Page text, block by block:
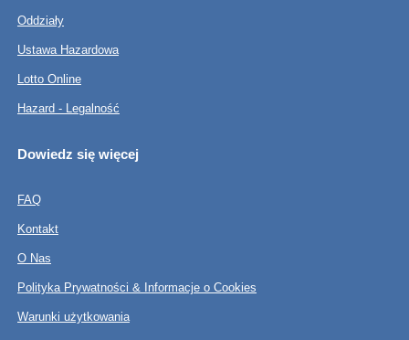
Oddziały
Ustawa Hazardowa
Lotto Online
Hazard - Legalność
Dowiedz się więcej
FAQ
Kontakt
O Nas
Polityka Prywatności & Informacje o Cookies
Warunki użytkowania